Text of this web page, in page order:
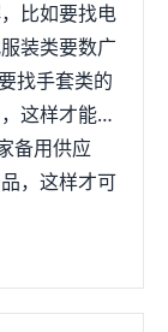
比如要找电
装类要数广
找手套类的
这样才能找
备用供应
，这样才可